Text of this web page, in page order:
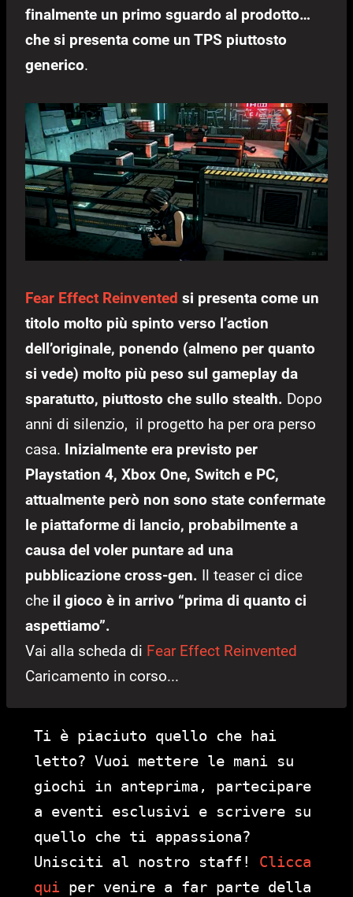
finalmente un primo sguardo al prodotto…
che si presenta come un TPS piuttosto
generico.
Fear Effect Reinvented si presenta come un
titolo molto più spinto verso l’action
dell’originale, ponendo (almeno per quanto
si vede) molto più peso sul gameplay da
sparatutto, piuttosto che sullo stealth. Dopo
anni di silenzio, il progetto ha per ora perso
casa. Inizialmente era previsto per
Playstation 4, Xbox One, Switch e PC,
attualmente però non sono state confermate
le piattaforme di lancio, probabilmente a
causa del voler puntare ad una
pubblicazione cross-gen. Il teaser ci dice
che il gioco è in arrivo “prima di quanto ci
aspettiamo”.
Vai alla scheda di Fear Effect Reinvented
Caricamento in corso...
Ti è piaciuto quello che hai
letto? Vuoi mettere le mani su
giochi in anteprima, partecipare
a eventi esclusivi e scrivere su
quello che ti appassiona?
Unisciti al nostro staff! Clicca
qui per venire a far parte della